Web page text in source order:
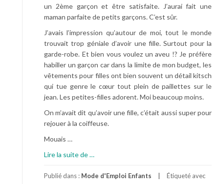
e
e
…
un 2ème garçon et être satisfaite. J’aurai fait une
maman parfaite de petits garçons. C’est sûr.
J’avais l’impression qu’autour de moi, tout le monde
trouvait trop géniale d’avoir une fille. Surtout pour la
garde-robe. Et bien vous voulez un aveu !? Je préfère
habiller un garçon car dans la limite de mon budget, les
vêtements pour filles ont bien souvent un détail kitsch
qui tue genre le cœur tout plein de paillettes sur le
jean. Les petites-filles adorent. Moi beaucoup moins.
On m’avait dit qu’avoir une fille, c’était aussi super pour
rejouer à la coiffeuse.
Mouais …
Lire la suite de
r
…
Publié dans : Mode d'Emploi Enfants Étiqueté avec